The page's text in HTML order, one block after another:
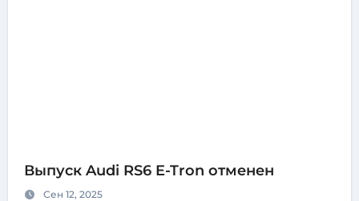
Выпуск Audi RS6 E-Tron отменен
Сен 12, 2025